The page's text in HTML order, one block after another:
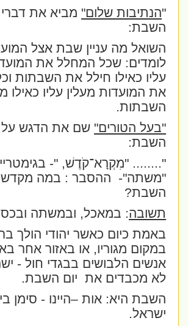
הנתיבות שלום"מביא את דברי
השבת:
השואל מה עניין שבת אצל
לומדים: שכל המחלל את
עליו כאילו חילל את השבתות
את המועדות מעלין עליו כאילו
השבתות.
"בעל הטורים"שם את הדגש על
השבת:
"........ "מִקְרָא־קֹדֶשׁ, " -
"משתה"- ההסבר : במה
השבת?
תשובה: במאכל, ובמשתה
באמת כיום כאשר יהודי הולך
במקום מגוריו, או באזור אחר
אנשים הלבושים בבגדי חול -
לא מכבדים את יום השבת.
השבת היא: אות –היינו - סימן
ישראל.